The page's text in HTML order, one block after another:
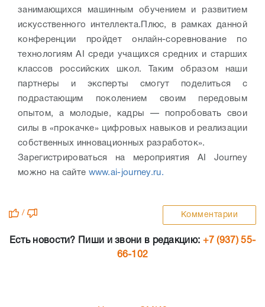
занимающихся машинным обучением и развитием
искусственного интеллекта.Плюс, в рамках данной
конференции пройдет онлайн-соревнование по
технологиям AI среди учащихся средних и старших
классов российских школ. Таким образом наши
партнеры и эксперты смогут поделиться с
подрастающим поколением своим передовым
опытом, а молодые, кадры — попробовать свои
силы в «прокачке» цифровых навыков и реализации
собственных инновационных разработок».
Зарегистрироваться на мероприятия AI Journey
можно на сайте www.ai-journey.ru.
/ Комментарии
Есть новости? Пиши и звони в редакцию: +7 (937) 55-
66-102